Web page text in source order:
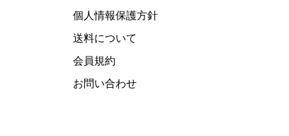
個人情報保護方針
送料について
会員規約
お問い合わせ